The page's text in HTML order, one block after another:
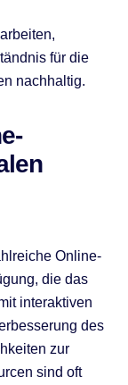
für die
nachhaltig.
Online-
die das
interaktiven
des
zur
sind oft